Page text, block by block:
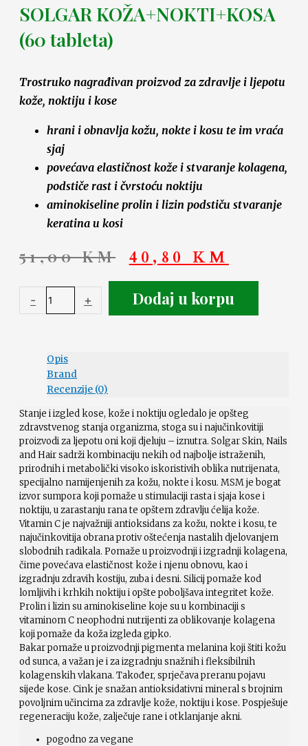
SOLGAR KOŽA+NOKTI+KOSA
(60 tableta)
Trostruko nagrađivan proizvod za zdravlje i ljepotu
kože, noktiju i kose
hrani i obnavlja kožu, nokte i kosu te im vraća
sjaj
povećava elastičnost kože i stvaranje kolagena,
podstiče rast i čvrstoću noktiju
aminokiseline prolin i lizin podstiču stvaranje
keratina u kosi
51,00KM 40,80KM
- + Dodaj u korpu
Opis
Brand
Recenzije (0)
Stanje i izgled kose, kože i noktiju ogledalo je opšteg
zdravstvenog stanja organizma, stoga su i najučinkovitiji
proizvodi za ljepotu oni koji djeluju – iznutra. Solgar Skin, Nails
and Hair sadrži kombinaciju nekih od najbolje istraženih,
prirodnih i metabolički visoko iskoristivih oblika nutrijenata,
specijalno namijenjenih za kožu, nokte i kosu. MSM je bogat
izvor sumpora koji pomaže u stimulaciji rasta i sjaja kose i
noktiju, u zarastanju rana te opštem zdravlju ćelija kože.
Vitamin C je najvažniji antioksidans za kožu, nokte i kosu, te
najučinkovitija obrana protiv oštećenja nastalih djelovanjem
slobodnih radikala. Pomaže u proizvodnji i izgradnji kolagena,
čime povećava elastičnost kože i njenu obnovu, kao i
izgradnju zdravih kostiju, zuba i desni. Silicij pomaže kod
lomljivih i krhkih noktiju i opšte poboljšava integritet kože.
Prolin i lizin su aminokiseline koje su u kombinaciji s
vitaminom C neophodni nutrijenti za oblikovanje kolagena
koji pomaže da koža izgleda gipko.
Bakar pomaže u proizvodnji pigmenta melanina koji štiti kožu
od sunca, a važan je i za izgradnju snažnih i fleksibilnih
kolagenskih vlakana. Također, sprječava preranu pojavu
sijede kose. Cink je snažan antioksidativni mineral s brojnim
povoljnim učincima za zdravlje kože, noktiju i kose. Pospješuje
regeneraciju kože, zalječuje rane i otklanjanje akni.
pogodno za vegane